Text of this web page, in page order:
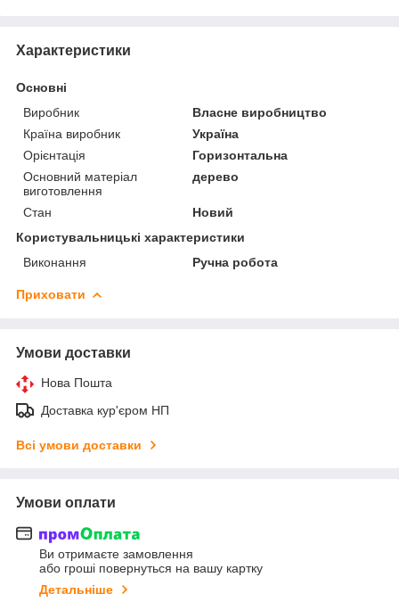
Характеристики
Основні
Виробник
Власне виробництво
Країна виробник
Україна
Орієнтація
Горизонтальна
Основний матеріал
виготовлення
дерево
Стан
Новий
Користувальницькі характеристики
Виконання
Ручна робота
Приховати
Умови доставки
Нова Пошта
Доставка кур'єром НП
Всі умови доставки
Умови оплати
Ви отримаєте замовлення
або гроші повернуться на вашу картку
Детальніше